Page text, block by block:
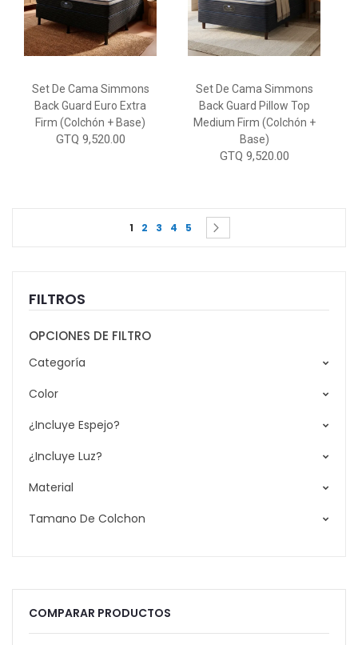
Set De Cama Simmons
Back Guard Euro Extra
Firm (Colchón + Base)
GTQ 9,520.00
Set De Cama Simmons
Back Guard Pillow Top
Medium Firm (Colchón +
Base)
GTQ 9,520.00
Page
You're currently reading page
1 Page
2 Page
3 Page
4 Page
5 Page
FILTROS
OPCIONES DE FILTRO
Categoría
Color
¿Incluye Espejo?
¿Incluye Luz?
Material
Tamano De Colchon
COMPARAR PRODUCTOS